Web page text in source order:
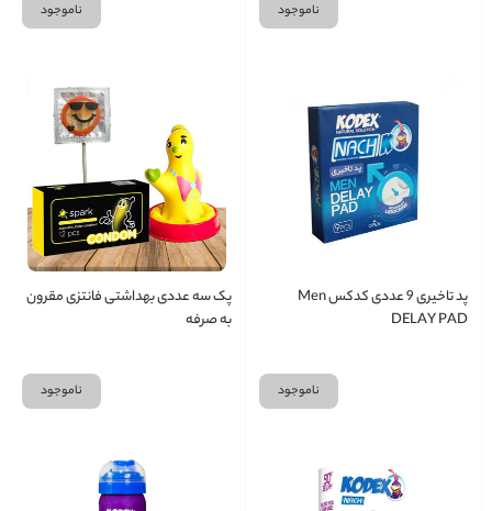
ناموجود ناموجود
پد تاخیری 9 عددی کدکس Men
DELAY PAD
ناموجود
پک سه عددی بهداشتی فانتزی مقرون
به صرفه
ناموجود